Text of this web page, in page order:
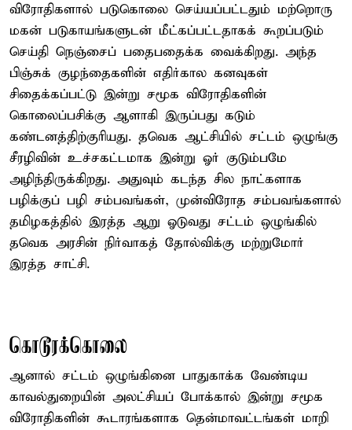
விரோதிகளால் படுகொலை செய்யப்பட்டதும் மற்றொரு
மகன் படுகாயங்களுடன் மீட்கப்பட்டதாகக் கூறப்படும்
செய்தி நெஞ்சைப் பதைபதைக்க வைக்கிறது. அந்த
பிஞ்சுக் குழந்தைகளின் எதிர்கால கனவுகள்
சிதைக்கப்பட்டு இன்று சமூக விரோதிகளின்
கொலைப்பசிக்கு ஆளாகி இருப்பது கடும்
கண்டனத்திற்குரியது. தவெக ஆட்சியில் சட்டம் ஒழுங்கு
சீரழிவின் உச்சகட்டமாக இன்று ஓர் குடும்பமே
அழிந்திருக்கிறது. அதுவும் கடந்த சில நாட்களாக
பழிக்குப் பழி சம்பவங்கள், முன்விரோத சம்பவங்களால்
தமிழகத்தில் இரத்த ஆறு ஓடுவது சட்டம் ஒழுங்கில்
தவெக அரசின் நிர்வாகத் தோல்விக்கு மற்றுமோர்
இரத்த சாட்சி.
கொடூரக்கொலை
ஆனால் சட்டம் ஒழுங்கினை பாதுகாக்க வேண்டிய
காவல்துறையின் அலட்சியப் போக்கால் இன்று சமூக
விரோதிகளின் கூடாரங்களாக தென்மாவட்டங்கள் மாறி